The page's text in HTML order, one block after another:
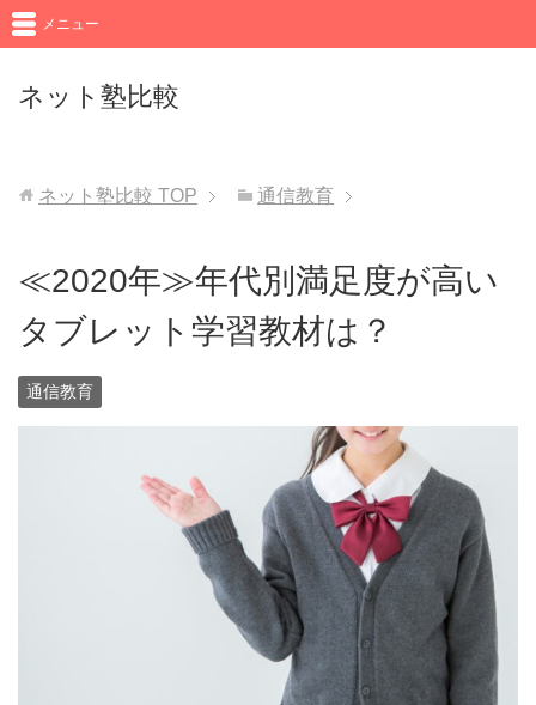
ネット塾比較
メニュー
ネット塾比較 TOP 通信教育
≪2020年≫年代別満足度が高い
タブレット学習教材は？
通信教育